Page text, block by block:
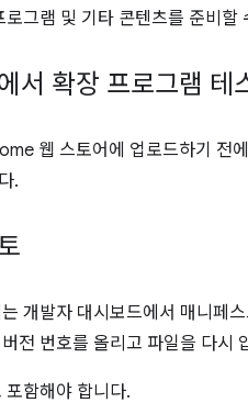
그램 및 기타 콘텐츠를 준비할
서 확장 프로그램 테
웹 스토어에 업로드하기 전에
.
개발자 대시보드에서 매니페
전 번호를 올리고 파일을 다시
포함해야 합니다.